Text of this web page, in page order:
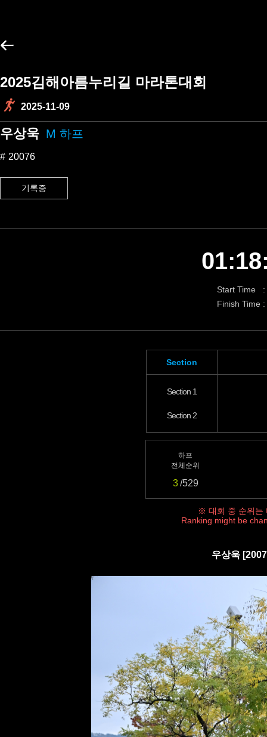
2025김해아름누리길 마라톤대회
2025-11-09
우상욱 M 하프
20076
기록증
Start Time :
Finish Time
Section
Section 1
Section 2
하프
전체순위
3/529
※ 대회 중 순위는
Ranking might be
우상욱